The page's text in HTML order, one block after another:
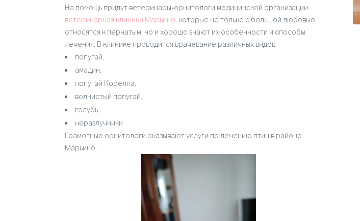
На помощь придут ветеринары-орнитологи медицинской организации
ветеринарная клиника Марьино , которые не только с большой любовью
относятся к пернатым, но и хорошо знают их особенности и способы
лечения. В клинике проводится врачевание различных видов:
попугай,
амадин,
попугай Корелла,
волнистый попугай,
голубь,
неразлучники
Грамотные орнитологи оказывают услуги по лечению птиц в районе
Марьино.